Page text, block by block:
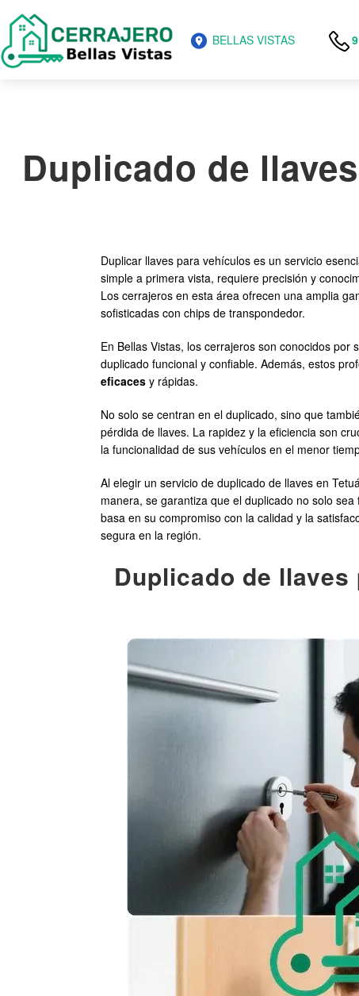
BELLAS VISTAS
Duplicado de
Duplicar llaves para vehículos es un servicio
simple a primera vista, requiere precisión y
Los cerrajeros en esta área ofrecen una amplia
sofisticadas con chips de transpondedor.
En Bellas Vistas, los cerrajeros son conocidos
duplicado funcional y confiable. Además, estos
eficaces y rápidas.
No solo se centran en el duplicado, sino que
pérdida de llaves. La rapidez y la eficiencia son
la funcionalidad de sus vehículos en el menor
Al elegir un servicio de duplicado de llaves en
manera, se garantiza que el duplicado no solo
basa en su compromiso con la calidad y la
segura en la región.
Duplicado de